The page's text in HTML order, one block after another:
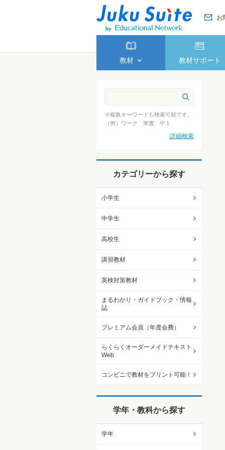
お
教材 教材サポート
※複数キーワードも検索可能です。
（例）ワーク 東書 中１
詳細検索
カテゴリーから探す
小学生
中学生
高校生
講習教材
英検対策教材
まるわかり・ガイドブック・情報
誌
プレミアム会員（年度会費）
らくらくオーダーメイドテキスト
Web
コンビニで教材をプリント可能！
学年・教科から探す
学年